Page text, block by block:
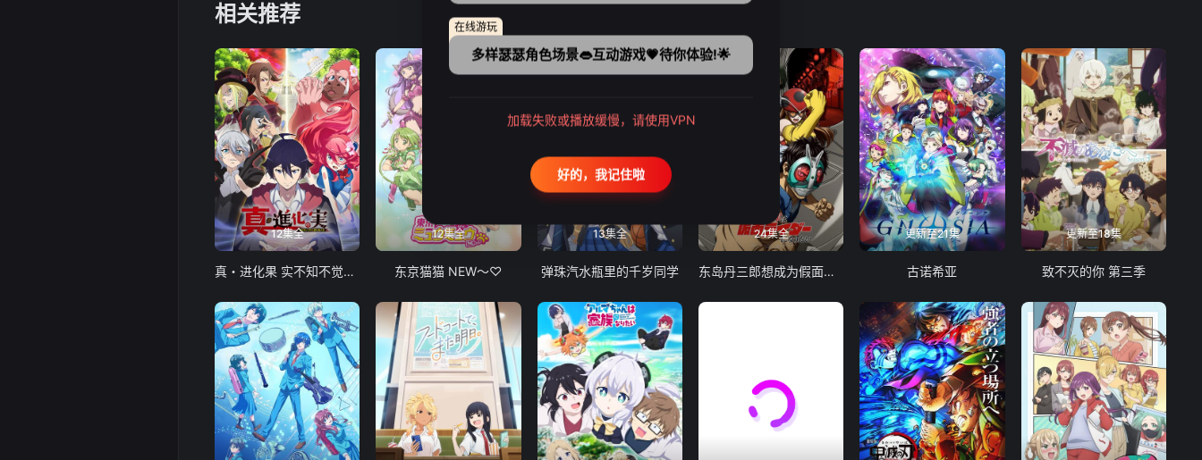
相关推荐
12集全
真・进化果 实不知不觉踏上胜利的人生
12集全
东京猫猫 NEW～♡
13集全
弹珠汽水瓶里的千岁同学
24集全
东岛丹三郎想成为假面骑士
更新至21集
古诺希亚
更新至18集
致不灭的你 第三季
在线游玩
多样瑟瑟角色场景👄互动游戏💗待你体验!🌟
加载失败或播放缓慢，请使用VPN
好的，我记住啦